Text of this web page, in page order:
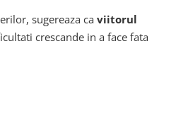
sugereaza ca viitorul
crescande in a face fata